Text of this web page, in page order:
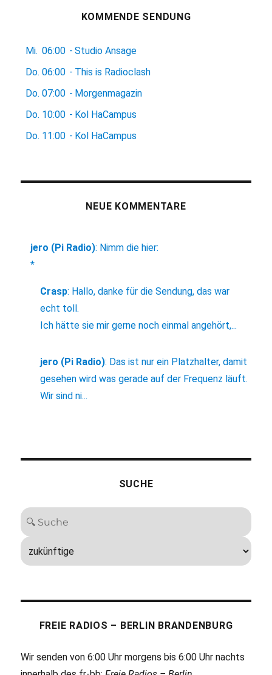
KOMMENDE SENDUNG
Mi. 06:00 - Studio Ansage
Do. 06:00 - This is Radioclash
Do. 07:00 - Morgenmagazin
Do. 10:00 - Kol HaCampus
Do. 11:00 - Kol HaCampus
NEUE KOMMENTARE
jero (Pi Radio): Nimm die hier:
*
Crasp: Hallo, danke für die Sendung, das war
echt toll.
Ich hätte sie mir gerne noch einmal angehört,...
jero (Pi Radio): Das ist nur ein Platzhalter, damit
gesehen wird was gerade auf der Frequenz läuft.
Wir sind ni...
SUCHE
FREIE RADIOS – BERLIN BRANDENBURG
Wir senden von 6:00 Uhr morgens bis 6:00 Uhr nachts